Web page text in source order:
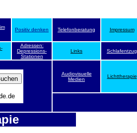
Positiv denken Telefonberatung Impressum
Adressen:
Depressions-
Stationen
Links Schlafentzug
Audiovisuelle
Medien
Lichttherapie